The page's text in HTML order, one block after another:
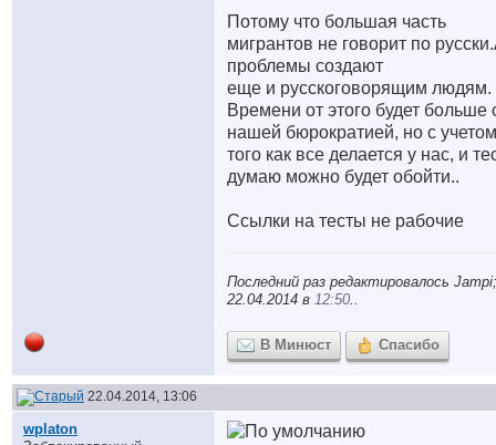
Потому что большая часть
мигрантов не говорит по
проблемы создают
еще и русскоговорящим людям.
Времени от этого будет больше
нашей бюрократией, но с учетом
того как все делается у нас, и
думаю можно будет обойти..
Ссылки на тесты не рабочие
Последний раз редактировалось Jampi;
22.04.2014 в 12:50..
В Минюст Спасибо
22.04.2014, 13:06
wplaton